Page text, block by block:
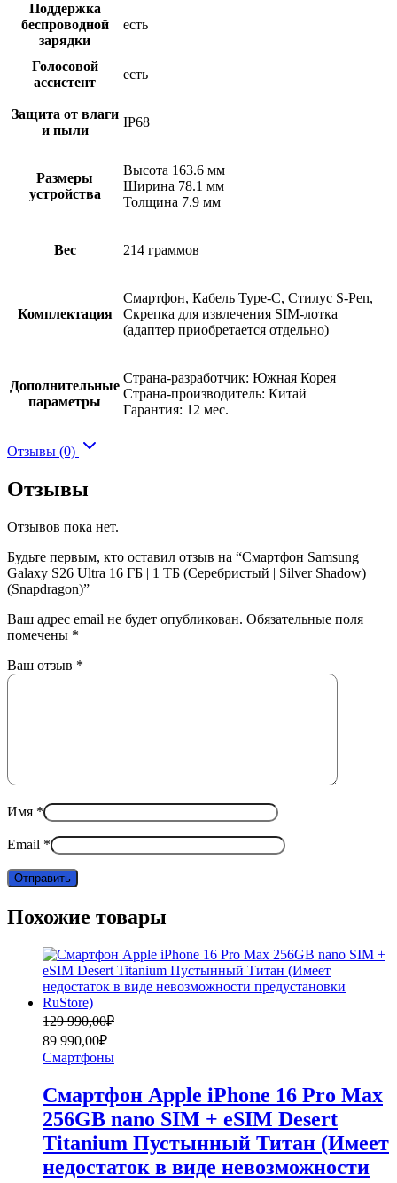
Поддержка
беспроводной
зарядки
есть
Голосовой
ассистент
есть
Защита от влаги
и пыли
IP68
Размеры
устройства
Высота 163.6 мм
Ширина 78.1 мм
Толщина 7.9 мм
Вес 214 граммов
Комплектация
Смартфон, Кабель Type-C, Стилус S-Pen,
Скрепка для извлечения SIM-лотка
(адаптер приобретается отдельно)
Дополнительные
параметры
Страна-разработчик: Южная Корея
Страна-производитель: Китай
Гарантия: 12 мес.
Отзывы (0)
Отзывы
Отзывов пока нет.
Будьте первым, кто оставил отзыв на “Смартфон Samsung
Galaxy S26 Ultra 16 ГБ | 1 ТБ (Серебристый | Silver Shadow)
(Snapdragon)”
Ваш адрес email не будет опубликован. Обязательные поля
помечены *
Ваш отзыв *
Имя *
Email *
Похожие товары
129 990,00₽
Первоначальная
цена
составляла
129
89 990,00₽
Текущая
цена:
89
990,00₽.
Смартфоны
Смартфон Apple iPhone 16 Pro Max
256GB nano SIM + eSIM Desert
Titanium Пустынный Титан (Имеет
недостаток в виде невозможности